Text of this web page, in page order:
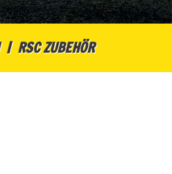
RSC ZUBEHÖR